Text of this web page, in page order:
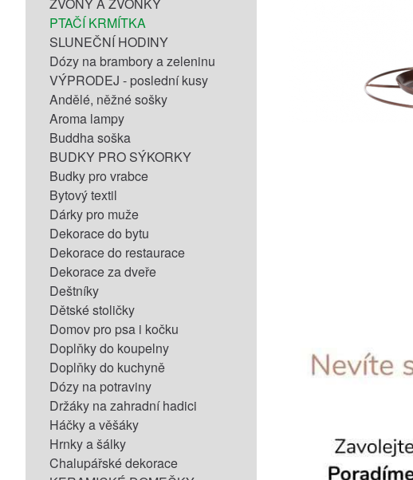
PTAČÍ KRMÍTKA
SLUNEČNÍ HODINY
Dózy na brambory a zeleninu
VÝPRODEJ - poslední kusy
Andělé, něžné sošky
Aroma lampy
Buddha soška
BUDKY PRO SÝKORKY
Budky pro vrabce
Bytový textil
Dárky pro muže
Dekorace do bytu
Dekorace do restaurace
Dekorace za dveře
Deštníky
Dětské stoličky
Domov pro psa i kočku
Doplňky do koupelny
Doplňky do kuchyně
Dózy na potraviny
Držáky na zahradní hadici
Háčky a věšáky
Hrnky a šálky
Chalupářské dekorace